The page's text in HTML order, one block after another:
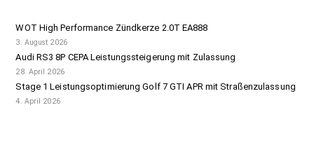
WOT High Performance Zündkerze 2.0T EA888
3. August 2026
Audi RS3 8P CEPA Leistungssteigerung mit Zulassung
28. April 2026
Stage 1 Leistungsoptimierung Golf 7 GTI APR mit Straßenzulassung
4. April 2026